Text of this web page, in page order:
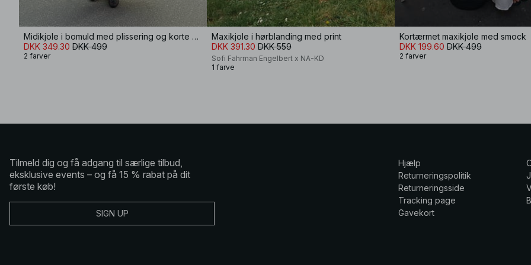
Midikjole i bomuld med plissering og korte ærmer
DKK 349.30 DKK 499
2 farver
Maxikjole i hørblanding med print
DKK 391.30 DKK 559
Sofi Fahrman Engelbert x NA-KD
1 farve
Kortærmet maxikjole med smock
DKK 199.60 DKK 499
2 farver
Tilmeld dig og få adgang til særlige tilbud,
eksklusive events – og få 15 % rabat på dit
første køb!
SIGN UP
Hjælp
Returneringspolitik
Returneringsside
Tracking page
Gavekort